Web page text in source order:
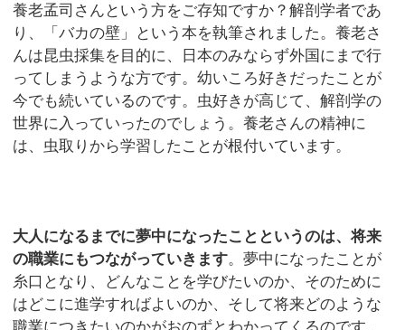
養老孟司さんという方をご存知ですか？解剖学者であ
り、「バカの壁」という本を執筆されました。養老さ
んは昆虫採集を目的に、日本のみならず外国にまで行
ってしまうような方です。幼いころ好きだったことが
今でも続いているのです。虫好きが高じて、解剖学の
世界に入っていったのでしょう。養老さんの精神に
は、虫取りから学習したことが根付いています。
大人になるまでに夢中になったことというのは、将来
の職業にもつながっていきます。夢中になったことが
糸口となり、どんなことを学びたいのか、そのために
はどこに進学すればよいのか、そして将来どのような